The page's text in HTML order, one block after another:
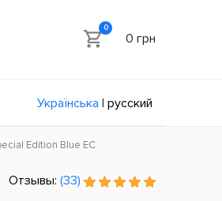
0
0 грн
Українська | русский
Edition Blue ЕС
Отзывы: (33)